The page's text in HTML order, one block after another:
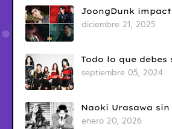
JoongDunk
diciembre 21, 2025
Todo lo que
septiembre 05, 2024
Naoki Urasawa
enero 20, 2026